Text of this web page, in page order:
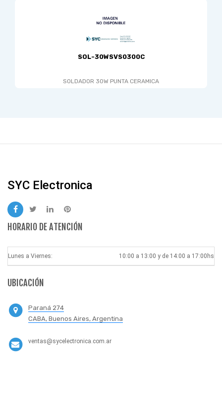
SOL-30WSVS0300C
SOLDADOR 30W PUNTA CERAMICA
SYC Electronica
HORARIO DE ATENCIÓN
Lunes a Viernes: 10:00 a 13:00 y de 14:00 a 17:00hs
UBICACIÓN
Paraná 274
CABA, Buenos Aires, Argentina
ventas@sycelectronica.com.ar